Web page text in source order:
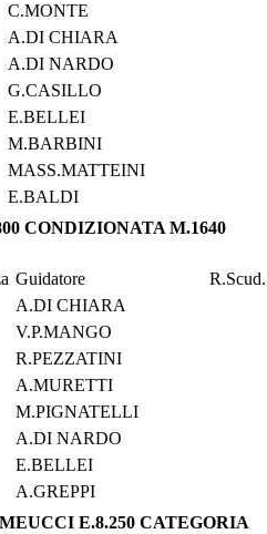
C.MONTE
A.DI CHIARA
A.DI NARDO
G.CASILLO
E.BELLEI
M.BARBINI
MASS.MATTEINI
E.BALDI
CONDIZIONATA M.1640
Guidatore
R.Scud.
A.DI CHIARA
V.P.MANGO
R.PEZZATINI
A.MURETTI
M.PIGNATELLI
A.DI NARDO
E.BELLEI
A.GREPPI
E.8.250 CATEGORIA